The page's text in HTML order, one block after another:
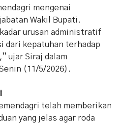
mengenai
Wakil Bupati.
urusan administratif
dari kepatuhan terhadap
ujar Siraj dalam
(11/5/2026).
telah memberikan
yang jelas agar roda